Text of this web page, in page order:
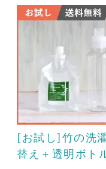
[お試し]竹の洗
替え＋透明ボト